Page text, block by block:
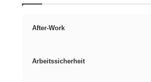
After-Work
Arbeitssicherheit